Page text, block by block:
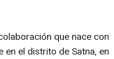
que nace con
el distrito de Satna, en